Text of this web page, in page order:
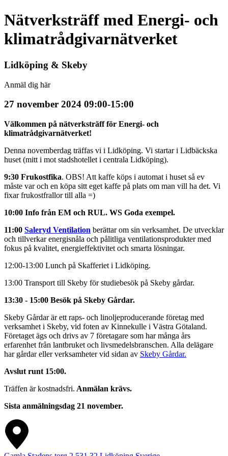
Nätverksträff med Energi- och
klimatrådgivarnätverket
Lidköping & Skeby
Anmäl dig här
27 november 2024 09:00-15:00
Välkommen på nätverksträff för Energi- och
klimatrådgivarnätverket!
Denna novemberdag träffas vi i Lidköping. Vi startar i Lidbäckska
huset (mitt i mot stadshotellet i centrala Lidköping).
9:30 Frukostfika. OBS! Att kaffe köps i automat i huset så ev
måste var och en köpa sitt eget kaffe på plats om man vill ha det. Vi
fixar frukostfrallor till alla =)
10:00 Info från EM och RUL. WS Goda exempel.
11:00 Saleryd Ventilation berättar om sin verksamhet. De utvecklar
och tillverkar energisnåla och pålitliga ventilationsprodukter med
fokus på kvalitet, energieffektivitet och smarta lösningar.
12:00-13:00 Lunch på Skafferiet i Lidköping.
13:00 Transport till Skeby för studiebesök på Skeby gårdar.
13:30 - 15:00 Besök på Skeby Gårdar.
Skeby Gårdar är ett raps- och linoljeproducerande företag med
verksamhet i Skeby, vid foten av Kinnekulle i Västra Götaland.
Företaget ägs och drivs av 7 företagare som har många års
erfarenhet från lantbruket och livsmedelsbranschen. Alla delägare
har gårdar eller verksamheter vid sidan av Skeby Gårdar.
Avslut runt 15:00.
Träffen är kostnadsfri. Anmälan krävs.
Sista anmälningsdag 21 november.